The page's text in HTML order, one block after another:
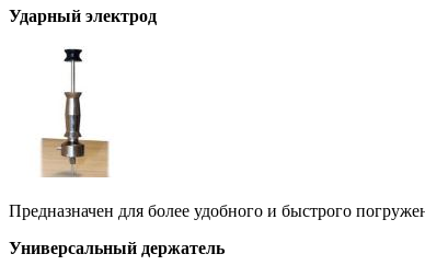
Ударный электрод
Предназначен для более удобного и быстрого
Универсальный держатель